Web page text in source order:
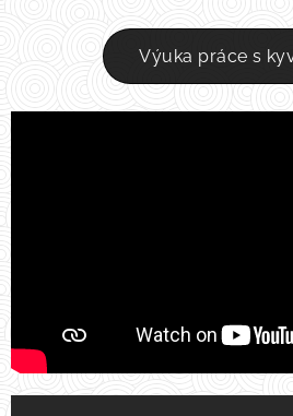
Výuka práce s